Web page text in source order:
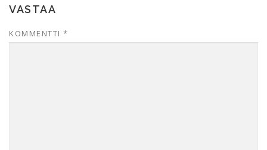
VASTAA
KOMMENTTI *